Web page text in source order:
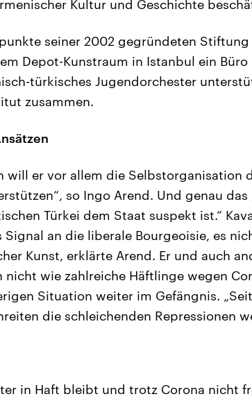
Kultur und Geschichte
seiner 2002 gegründeten Stiftung
Depot-Kunstraum in Istanbul ein
türkisches Jugendorchester
zusammen.
will er vor allem die Selbstorganisation
so Ingo Arend. Und genau
Türkei dem Staat suspekt ist.“
Signal an die liberale Bourgeoisie, es
Kunst, erklärte Arend. Er und auch
wie zahlreiche Häftlinge wegen
Situation weiter im Gefängnis.
die schleichenden Repressionen
in Haft bleibt und trotz Corona nicht